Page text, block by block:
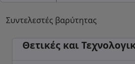
Συντελεστές βαρύτητας
Θετικές και